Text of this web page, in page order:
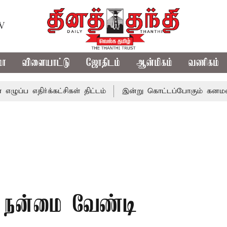
விளையாட்டு ஜோதிடம் ஆன்மிகம் வணிகம்
திட்டம் இன்று கொட்டப்போகும் கனமழை..
வேண்டி